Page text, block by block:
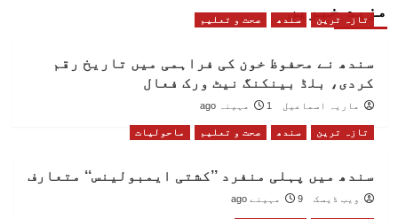
مزید خبریں
تازہ ترین سندھ صحت و تعلیم
سندھ نے محفوظ خون کی فراہمی میں تاریخ رقم
کردی، بلڈ بینکنگ نیٹ ورک فعال
ماریہ اسماعیل 1 مہینہ ago
تازہ ترین سندھ صحت و تعلیم ماحولیات
سندھ میں پہلی منفرد ’’کشتی ایمبولینس‘‘ متعارف
ویب ڈیسک 9 مہینے ago